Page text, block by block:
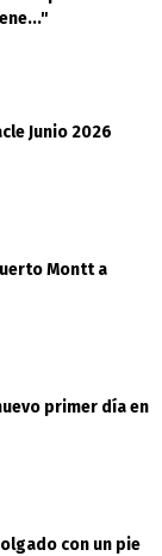
Junio 2026
Montt a
primer día en
con un pie